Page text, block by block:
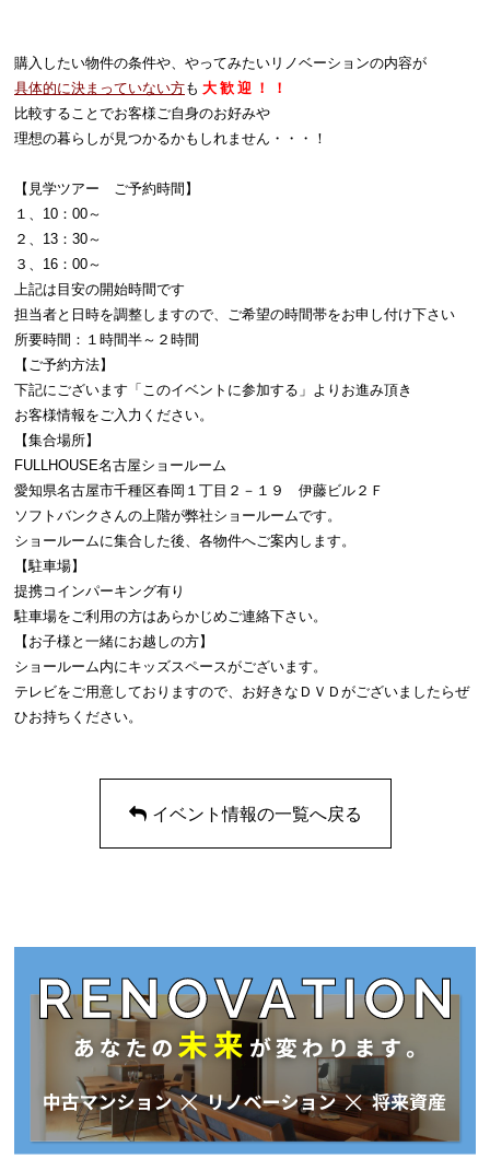
購入したい物件の条件や、やってみたいリノベーションの内容が
具体的に決まっていない方も 大 歓 迎 ！ ！
比較することでお客様ご自身のお好みや
理想の暮らしが見つかるかもしれません・・・！
【見学ツアー ご予約時間】
１、10：00～
２、13：30～
３、16：00～
上記は目安の開始時間です
担当者と日時を調整しますので、ご希望の時間帯をお申し付け下さい
所要時間：１時間半～２時間
【ご予約方法】
下記にございます「このイベントに参加する」よりお進み頂き
お客様情報をご入力ください。
【集合場所】
FULLHOUSE名古屋ショールーム
愛知県名古屋市千種区春岡１丁目２－１９ 伊藤ビル２Ｆ
ソフトバンクさんの上階が弊社ショールームです。
ショールームに集合した後、各物件へご案内します。
【駐車場】
提携コインパーキング有り
駐車場をご利用の方はあらかじめご連絡下さい。
【お子様と一緒にお越しの方】
ショールーム内にキッズスペースがございます。
テレビをご用意しておりますので、お好きなＤＶＤがございましたらぜ
ひお持ちください。
イベント情報の一覧へ戻る